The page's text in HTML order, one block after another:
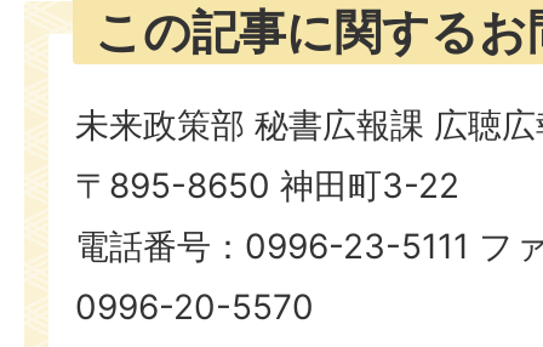
この記事に関する
未来政策部 秘書広報課 広聴
〒895-8650 神田町3-22
電話番号：0996-23-5111 フ
0996-20-5570